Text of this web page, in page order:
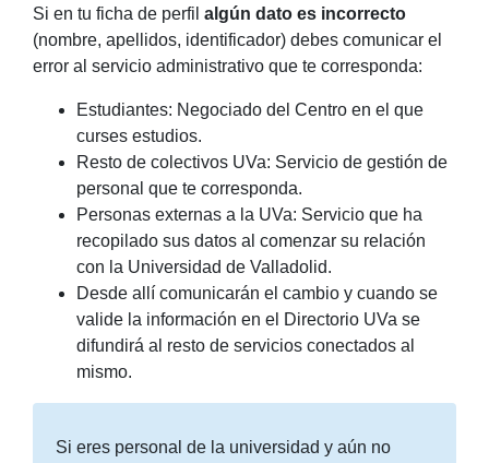
Si en tu ficha de perfil algún dato es incorrecto
(nombre, apellidos, identificador) debes comunicar el
error al servicio administrativo que te corresponda:
Estudiantes: Negociado del Centro en el que
curses estudios.
Resto de colectivos UVa: Servicio de gestión de
personal que te corresponda.
Personas externas a la UVa: Servicio que ha
recopilado sus datos al comenzar su relación
con la Universidad de Valladolid.
Desde allí comunicarán el cambio y cuando se
valide la información en el Directorio UVa se
difundirá al resto de servicios conectados al
mismo.
Si eres personal de la universidad y aún no